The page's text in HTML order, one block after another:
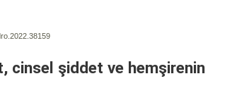
cinsel şiddet ve hemşirenin